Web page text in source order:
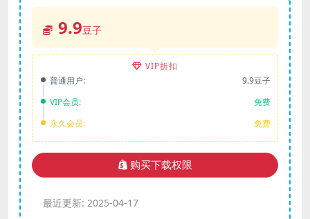
9.9豆子
VIP折扣
普通用户:
9.9豆子
VIP会员:
免费
永久会员:
免费
购买下载权限
最近更新: 2025-04-17